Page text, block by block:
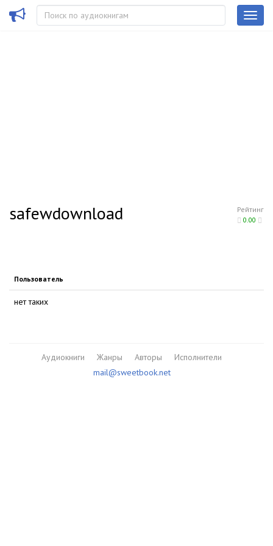
Рейтинг
0.00
safewdownload
Пользователь
нет таких
Аудиокниги Жанры Авторы
Исполнители
mail@sweetbook.net